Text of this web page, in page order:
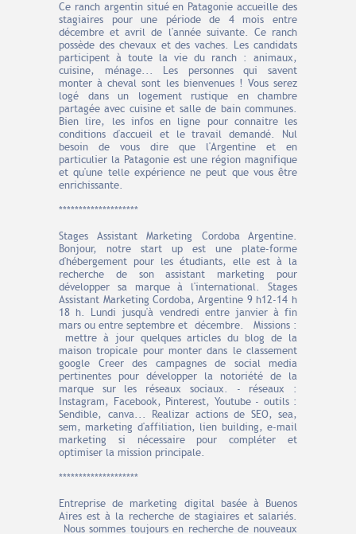
Ce ranch argentin situé en Patagonie accueille des
stagiaires pour une période de 4 mois entre
décembre et avril de l'année suivante. Ce ranch
possède des chevaux et des vaches. Les candidats
participent à toute la vie du ranch : animaux,
cuisine, ménage... Les personnes qui savent
monter à cheval sont les bienvenues ! Vous serez
logé dans un logement rustique en chambre
partagée avec cuisine et salle de bain communes.
Bien lire, les infos en ligne pour connaitre les
conditions d'accueil et le travail demandé. Nul
besoin de vous dire que l'Argentine et en
particulier la Patagonie est une région magnifique
et qu'une telle expérience ne peut que vous être
enrichissante.
********************
Stages Assistant Marketing Cordoba Argentine.
Bonjour, notre start up est une plate-forme
d'hébergement pour les étudiants, elle est à la
recherche de son assistant marketing pour
développer sa marque à l'international. Stages
Assistant Marketing Cordoba, Argentine 9 h12-14 h
18 h. Lundi jusqu'à vendredi entre janvier à fin
mars ou entre septembre et décembre. Missions :
mettre à jour quelques articles du blog de la
maison tropicale pour monter dans le classement
google Creer des campagnes de social media
pertinentes pour développer la notoriété de la
marque sur les réseaux sociaux. - réseaux :
Instagram, Facebook, Pinterest, Youtube - outils :
Sendible, canva... Realizar actions de SEO, sea,
sem, marketing d'affiliation, lien building, e-mail
marketing si nécessaire pour compléter et
optimiser la mission principale.
********************
Entreprise de marketing digital basée à Buenos
Aires est à la recherche de stagiaires et salariés.
Nous sommes toujours en recherche de nouveaux